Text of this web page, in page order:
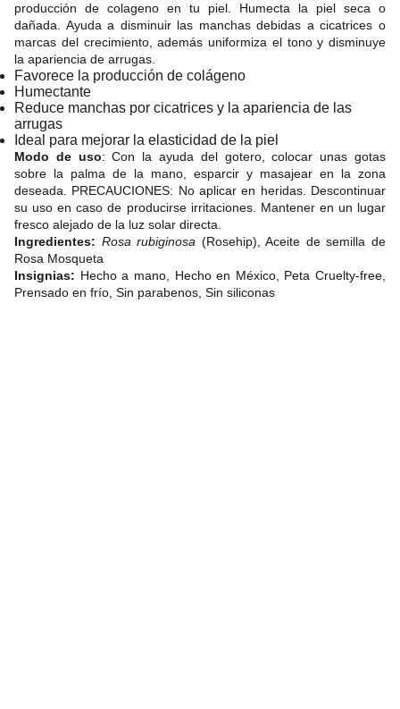
producción de colageno en tu piel. Humecta la piel seca o
dañada. Ayuda a disminuir las manchas debidas a cicatrices o
marcas del crecimiento, además uniformiza el tono y disminuye
la apariencia de arrugas.
Favorece la producción de colágeno
Humectante
Reduce manchas por cicatrices y la apariencia de las
arrugas
Ideal para mejorar la elasticidad de la piel
Modo de uso: Con la ayuda del gotero, colocar unas gotas
sobre la palma de la mano, esparcir y masajear en la zona
deseada. PRECAUCIONES: No aplicar en heridas. Descontinuar
su uso en caso de producirse irritaciones. Mantener en un lugar
fresco alejado de la luz solar directa.
Ingredientes: Rosa rubiginosa (Rosehip), Aceite de semilla de
Rosa Mosqueta
Insignias: Hecho a mano, Hecho en México, Peta Cruelty-free,
Prensado en frío, Sin parabenos, Sin siliconas